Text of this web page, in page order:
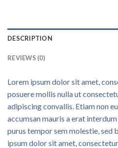
DESCRIPTION
REVIEWS (0)
Lorem ipsum dolor sit amet,
posuere mollis nulla ut
adipiscing convallis. Etiam non
accumsan mauris a erat
purus tempor sem molestie, sed
ipsum dolor sit amet,